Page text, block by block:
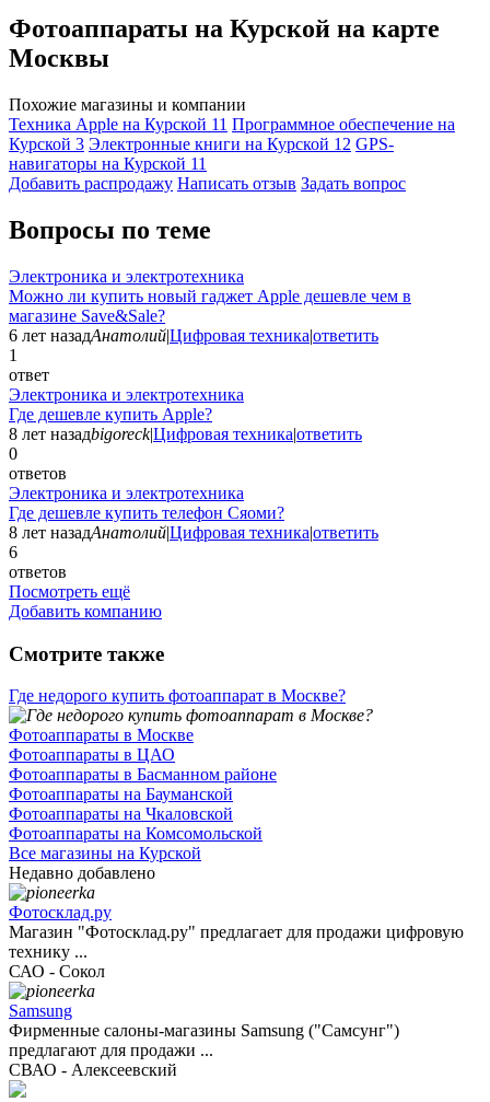
Фотоаппараты на Курской на карте
Москвы
Похожие магазины и компании
Техника Apple на Курской 11 Программное обеспечение на
Курской 3 Электронные книги на Курской 12 GPS-
навигаторы на Курской 11
Добавить раcпродажу Написать отзыв Задать вопрос
Вопросы по теме
Электроника и электротехника
Можно ли купить новый гаджет Apple дешевле чем в
магазине Save&Sale?
6 лет назадАнатолий|Цифровая техника|ответить
1
ответ
Электроника и электротехника
Где дешевле купить Apple?
8 лет назадbigoreck|Цифровая техника|ответить
0
ответов
Электроника и электротехника
Где дешевле купить телефон Сяоми?
8 лет назадАнатолий|Цифровая техника|ответить
6
ответов
Посмотреть ещё
Добавить компанию
Смотрите также
Где недорого купить фотоаппарат в Москве?
Фотоаппараты в Москве
Фотоаппараты в ЦАО
Фотоаппараты в Басманном районе
Фотоаппараты на Бауманской
Фотоаппараты на Чкаловской
Фотоаппараты на Комсомольской
Все магазины на Курской
Недавно добавлено
Фотосклад.ру
Магазин "Фотосклад.ру" предлагает для продажи цифровую
технику ...
САО - Сокол
Samsung
Фирменные салоны-магазины Samsung ("Самсунг")
предлагают для продажи ...
СВАО - Алексеевский